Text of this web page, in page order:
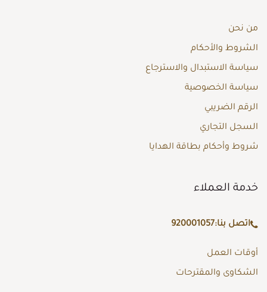
من نحن
الشروط والأحكام
سياسة الاستبدال والاسترجاع
سياسة الخصوصية
الرقم الضريبي
السجل التجاري
شروط وأحكام بطاقة الهدايا
خدمة العملاء
اتصل بنا:920001057
أوقات العمل
الشكاوى والمقترحات